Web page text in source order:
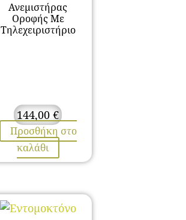
Ανεμιστήρας
Οροφής Με
Τηλεχειριστήριο
144,00 €
Προσθήκη στο
καλάθι